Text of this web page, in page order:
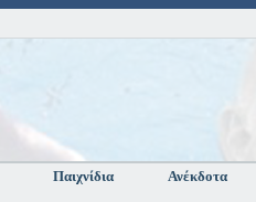
Παιχνίδια Ανέκδοτα